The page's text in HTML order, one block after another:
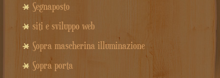
Segnaposto
siti e sviluppo web
Sopra mascherina illuminazione
Sopra porta